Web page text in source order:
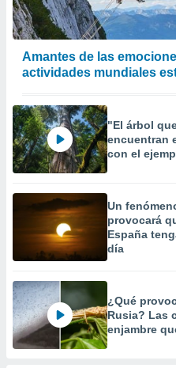
Amantes de las
actividades mundiales
"El árbol
encuentran
con el
Un
provocará
España
día
¿Qué
Rusia? Las
enjambre